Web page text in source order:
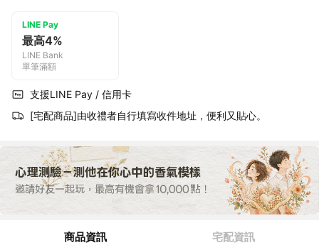
LINE Pay
最高4%
LINE Bank
單筆滿額
支援LINE Pay / 信用卡
[宅配商品]由收禮者自行填寫收件地址，便利又貼心。
商品資訊 宅配資訊